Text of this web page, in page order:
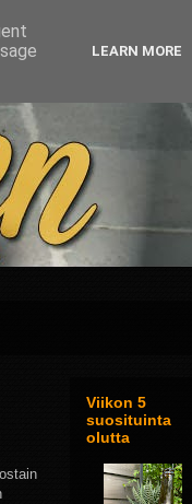
Viikon 5
suosituinta
olutta
LEARN MORE